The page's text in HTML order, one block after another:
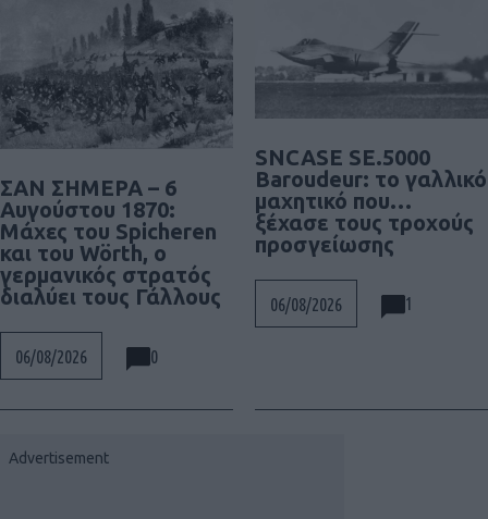
ΣΑΝ ΣΗΜΕΡΑ – 6
Αυγούστου 1870:
Μάχες του Spicheren
και του Wörth, ο
γερμανικός στρατός
διαλύει τους Γάλλους
06/08/2026 0
SNCASE SE.5000
Baroudeur: το γαλλικό
μαχητικό που…
ξέχασε τους τροχούς
προσγείωσης
06/08/2026 1